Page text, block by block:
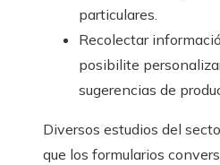
particulares.
Recolectar
posibilite
sugerencias de
Diversos estudios del
que los formularios